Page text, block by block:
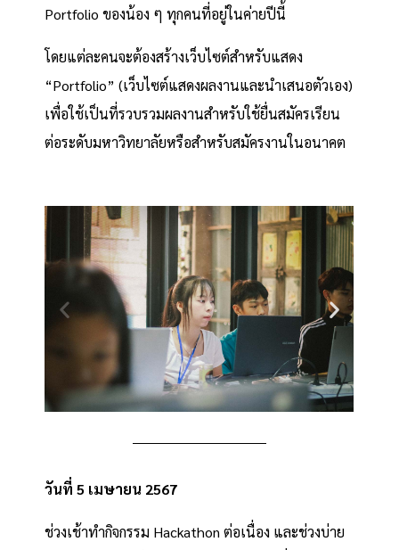
Portfolio ของน้อง ๆ ทุกคนที่อยู่ในค่ายปีนี้
โดยแต่ละคนจะต้องสร้างเว็บไซต์สำหรับแสดง
“Portfolio” (เว็บไซต์แสดงผลงานและนำเสนอตัวเอง)
เพื่อใช้เป็นที่รวบรวมผลงานสำหรับใช้ยื่นสมัครเรียน
ต่อระดับมหาวิทยาลัยหรือสำหรับสมัครงานในอนาคต
วันที่ 5 เมษายน 2567
ช่วงเช้าทำกิจกรรม Hackathon ต่อเนื่อง และช่วงบ่าย